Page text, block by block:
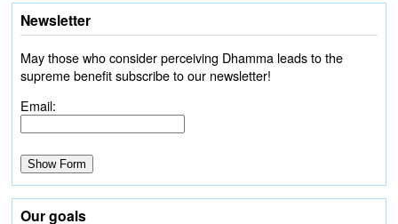
Newsletter
May those who consider perceiving Dhamma leads to the
supreme benefit subscribe to our newsletter!
Email:
Our goals